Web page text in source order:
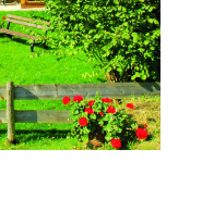
mit EC-Karte
keine
kostenlos